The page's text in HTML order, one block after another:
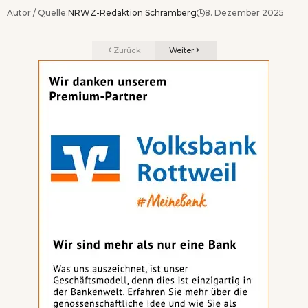
Autor / Quelle:NRWZ-Redaktion Schramberg 8. Dezember 2025
Zurück Weiter